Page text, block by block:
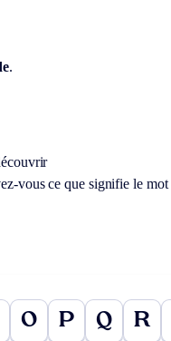
.
vous ce que signifie le mot
O P Q R